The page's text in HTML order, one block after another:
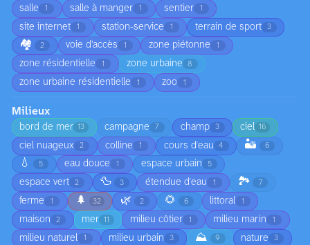
salle 1 salle à manger 1 sentier 1
site internet 1 station-service 1 terrain de sport 3
🏘️ 2 voie d’accès 1 zone piétonne 1
zone résidentielle 1 zone urbaine 8
zone urbaine résidentielle 1 zoo 1
Milieux
bord de mer 13 campagne 7 champ 3 ciel 16
ciel nuageux 2 colline 1 cours d'eau 4 🏜️ 6
💧 5 eau douce 1 espace urbain 5
espace vert 2 🦆 3 étendue d'eau 1 🏞️ 7
ferme 1 🌲 32 🌿 2 🌻 6 littoral 1
maison 2 mer 11 milieu côtier 1 milieu marin 1
milieu naturel 1 milieu urbain 3 ⛰️ 9 nature 3